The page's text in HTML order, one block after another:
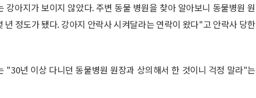
강아지가 보이지 않았다. 주변 동물 병원을 찾아 알아보니 동물병원 원
정도가 됐다. 강아지 안락사 시켜달라는 연락이 왔다"고 안락사 당한
"30년 이상 다니던 동물병원 원장과 상의해서 한 것이니 걱정 말라"는